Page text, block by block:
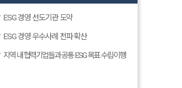
ESG 경영 선도기관 도약
ESG 경영 우수사례 전파·확산
지역 내 협력기업들과 공통 ESG 목표 수립·이행